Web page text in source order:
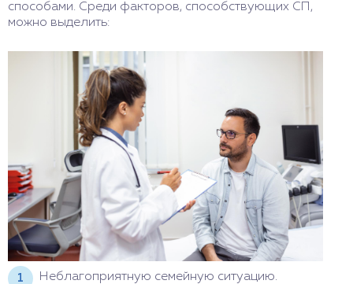
способами. Среди факторов, способствующих СП,
можно выделить:
Неблагоприятную семейную ситуацию.